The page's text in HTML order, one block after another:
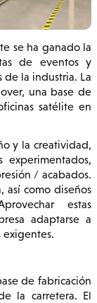
se ha ganado la
de eventos y
de la industria. La
una base de
satélite en
y la creatividad,
/ acabados.
así como diseños
estas
adaptarse a
exigentes.
de fabricación
la carretera. El